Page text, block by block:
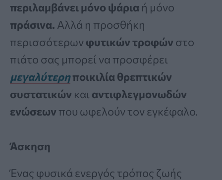
περιλαμβάνει μόνο ψάρια ή μόνο
πράσινα. Αλλά η προσθήκη
περισσότερων φυτικών τροφών στο
πιάτο σας μπορεί να προσφέρει
μεγαλύτερηποικιλία θρεπτικών
συστατικών και αντιφλεγμονωδών
ενώσεων που ωφελούν τον εγκέφαλο.
Άσκηση
Ένας φυσικά ενεργός τρόπος ζωής